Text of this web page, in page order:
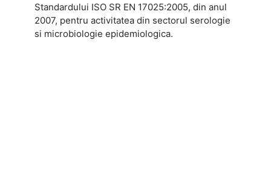
Standardului ISO SR EN 17025:2005, din anul
2007, pentru activitatea din sectorul serologie
si microbiologie epidemiologica.